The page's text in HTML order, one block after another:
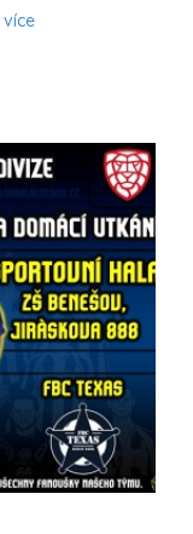
více